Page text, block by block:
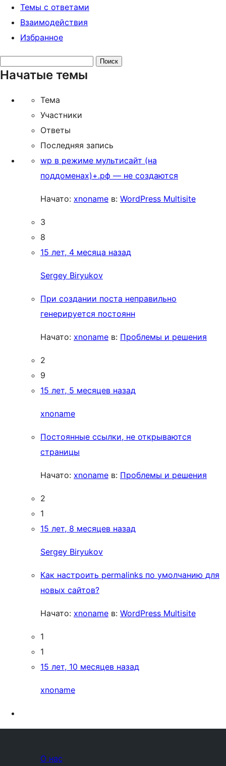
Темы с ответами
Взаимодействия
Избранное
тем:
Начатые темы
Тема
Участники
Ответы
Последняя запись
wp в режиме мультисайт (на
поддоменах)+.рф — не создаются
Начато: xnoname в: WordPress Multisite
3
8
15 лет, 4 месяца назад
Sergey Biryukov
При создании поста неправильно
генерируется постоянн
Начато: xnoname в: Проблемы и решения
2
9
15 лет, 5 месяцев назад
xnoname
Постоянные ссылки, не открываются
страницы
Начато: xnoname в: Проблемы и решения
2
1
15 лет, 8 месяцев назад
Sergey Biryukov
Как настроить permalinks по умолчанию для
новых сайтов?
Начато: xnoname в: WordPress Multisite
1
1
15 лет, 10 месяцев назад
xnoname
О нас